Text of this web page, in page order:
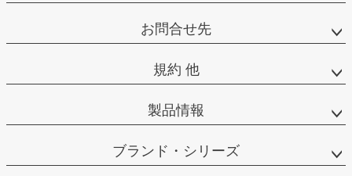
お問合せ先
規約 他
製品情報
ブランド・シリーズ